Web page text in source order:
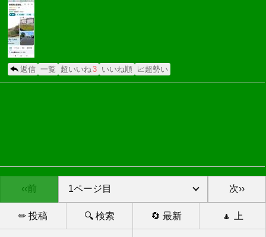
返信 一覧 超いいね3 いいね順 📈超勢い
‹‹前 次››
✏ 投稿 🔍 検索 🔄 最新 🔼 上